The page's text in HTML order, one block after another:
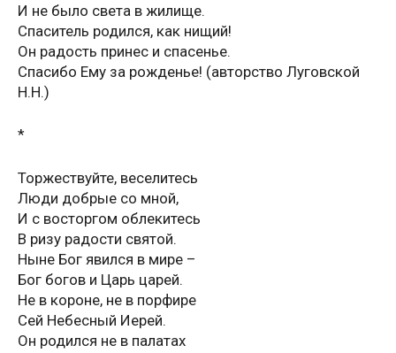
И не было света в жилище.
Спаситель родился, как нищий!
Он радость принес и спасенье.
Спасибо Ему за рожденье! (авторство Луговской
Н.Н.)
*
Торжествуйте, веселитесь
Люди добрые со мной,
И с восторгом облекитесь
В ризу радости святой.
Ныне Бог явился в мире –
Бог богов и Царь царей.
Не в короне, не в порфире
Сей Небесный Иерей.
Он родился не в палатах